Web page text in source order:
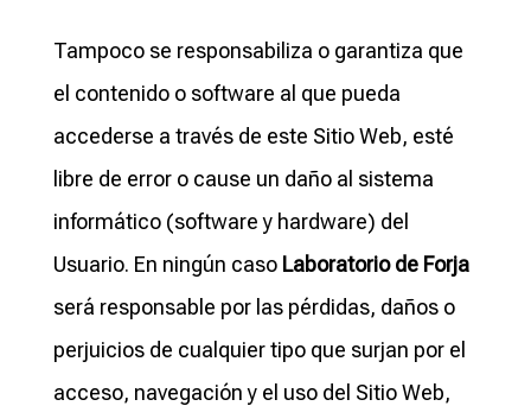
Tampoco se responsabiliza o garantiza que
el contenido o software al que pueda
accederse a través de este Sitio Web, esté
libre de error o cause un daño al sistema
informático (software y hardware) del
Usuario. En ningún caso Laboratorio de Forja
será responsable por las pérdidas, daños o
perjuicios de cualquier tipo que surjan por el
acceso, navegación y el uso del Sitio Web,